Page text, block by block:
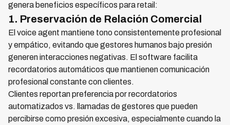
genera beneficios específicos para retail:
1. Preservación de Relación Comercial
El voice agent mantiene tono consistentemente profesional
y empático, evitando que gestores humanos bajo presión
generen interacciones negativas. El software facilita
recordatorios automáticos que mantienen comunicación
profesional constante con clientes.
Clientes reportan preferencia por recordatorios
automatizados vs. llamadas de gestores que pueden
percibirse como presión excesiva, especialmente cuando la